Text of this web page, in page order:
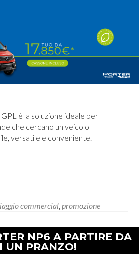
è la soluzione ideale per
che cercano un veicolo
versatile e conveniente.
commercial,promozione
NP6 A PARTIRE DA
UN PRANZO!